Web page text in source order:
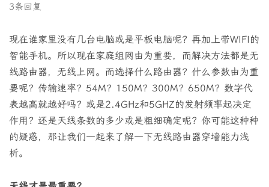
3条回复
现在谁家里没有几台电脑或是平板电脑呢？再加上带WIFI的
智能手机。所以现在家庭组网由为重要，而解决方法都是无
线路由器，无线上网。而选择什么路由器？什么参数由为重
要呢？传输速率？54M？150M？300M？650M？数字代
表越高就越好吗？或是2.4GHz和5GHZ的发射频率起决定
作用？还是天线条数的多少或是粗细确定呢？你可能这种种
的疑惑，那让我们一起来了解一下无线路由器穿墙能力浅
析。